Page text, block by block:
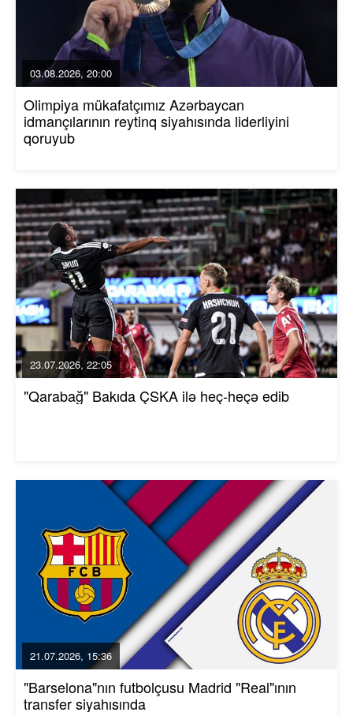
03.08.2026, 20:00
Olimpiya mükafatçımız Azərbaycan
idmançılarının reytinq siyahısında liderliyini
qoruyub
23.07.2026, 22:05
"Qarabağ" Bakıda ÇSKA ilə heç-heçə edib
21.07.2026, 15:36
"Barselona"nın futbolçusu Madrid "Real"ının
transfer siyahısında